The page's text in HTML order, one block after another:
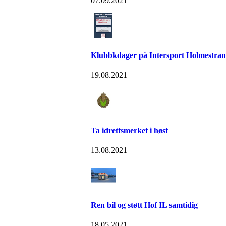
Klubbkdager på Intersport
19.08.2021
Ta idrettsmerket i høst
13.08.2021
Ren bil og støtt Hof IL samtidig